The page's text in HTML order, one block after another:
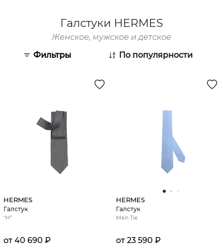
Галстуки HERMES
Женское, мужское и детское
Фильтры
По популярности
HERMES
Галстук
“H”
от 40 690 ₽
HERMES
Галстук
Men Tie
от 23 590 ₽